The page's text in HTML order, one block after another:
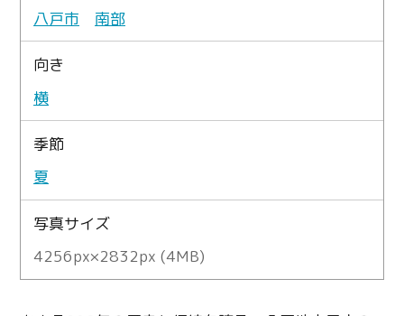
八戸市
南部
向き
横
季節
夏
写真サイズ
4256px×2832px (4MB)